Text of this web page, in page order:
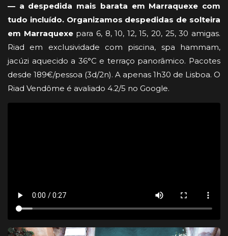
— a despedida mais barata em Marraquexe com
tudo incluído. Organizamos despedidas de solteira
em Marraquexepara 6, 8, 10, 12, 15, 20, 25, 30 amigas.
Riad em exclusividade com piscina, spa hammam,
jacúzi aquecido a 36°C e terraço panorâmico. Pacotes
desde 189€/pessoa (3d/2n). A apenas 1h30 de Lisboa. O
Riad Vendôme é avaliado 4.2/5 no Google.